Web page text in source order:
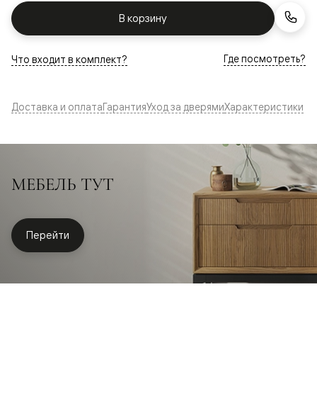
В корзину
Что входит в комплект? Где посмотреть?
Доставка и оплатаГарантияУход за дверямиХарактеристики
МЕБЕЛЬ ТУТ
Перейти